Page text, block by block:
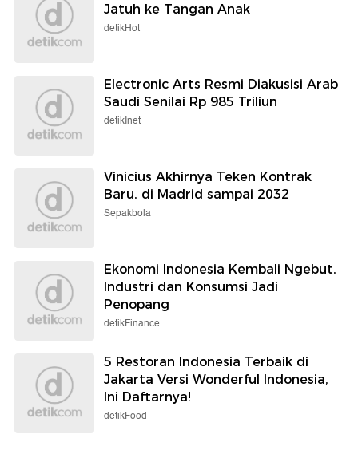
Jatuh ke Tangan Anak
detikHot
Electronic Arts Resmi Diakusisi Arab
Saudi Senilai Rp 985 Triliun
detikInet
Vinicius Akhirnya Teken Kontrak
Baru, di Madrid sampai 2032
Sepakbola
Ekonomi Indonesia Kembali Ngebut,
Industri dan Konsumsi Jadi
Penopang
detikFinance
5 Restoran Indonesia Terbaik di
Jakarta Versi Wonderful Indonesia,
Ini Daftarnya!
detikFood